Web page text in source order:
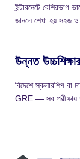
ইন্টারনেটে বেশিরভাগ
জানলে শেখা হয় সহজ ও
উন্নত
বিদেশে স্কলারশিপ বা
GRE — সব পরীক্ষায়